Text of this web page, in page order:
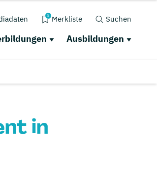
0 Merkliste Suchen
Ausbildungen
in